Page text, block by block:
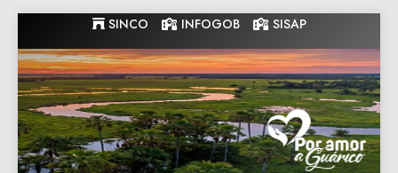
to
content
SINCO INFOGOB SISAP
Gobernacion
de Guarico
Gobernacion de Guarico